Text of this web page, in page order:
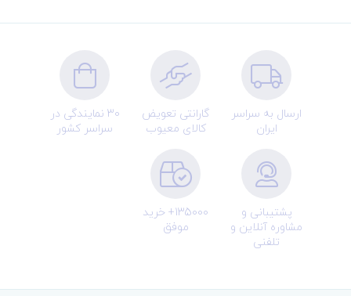
ارسال به سراسر
ایران
گارانتی تعویض
کالای معیوب
30 نمایندگی در
سراسر کشور
پشتیبانی و
مشاوره آنلاین و
تلفنی
135000+ خرید
موفق